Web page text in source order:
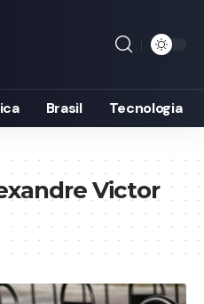
Brasil Tecnologia
Victor